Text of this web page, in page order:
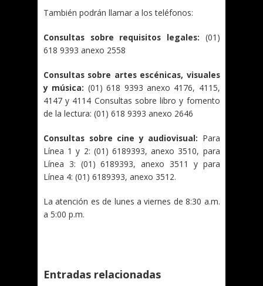
También podrán llamar a los teléfonos:
Consultas sobre requisitos legales: (01)
618 9393 anexo 2558
Consultas sobre artes escénicas, visuales
y música: (01) 618 9393 anexo 4176, 4115,
4147 y 4114 Consultas sobre libro y fomento
de la lectura: (01) 618 9393 anexo 2646
Consultas sobre cine y audiovisual: Para
Línea 1 y 2: (01) 6189393, anexo 3510, para
Línea 3: (01) 6189393, anexo 3511 y para
Línea 4: (01) 6189393, anexo 3512.
La atención es de lunes a viernes de 8:30 a.m.
a 5:00 p.m.
Entradas relacionadas